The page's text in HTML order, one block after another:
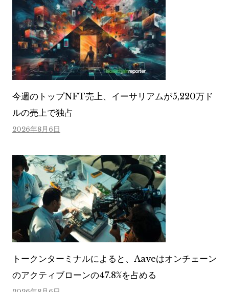
今週のトップNFT売上、イーサリアムが5,220万ド
ルの売上で独占
2026年8月6日
トークンターミナルによると、Aaveはオンチェーン
のアクティブローンの47.8%を占める